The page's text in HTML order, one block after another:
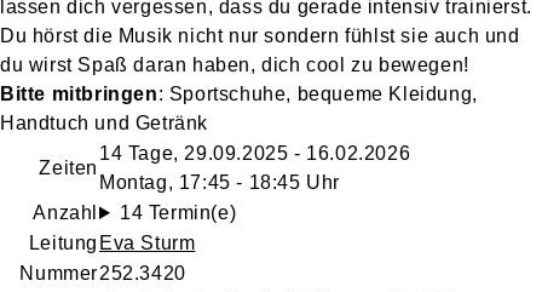
lassen dich vergessen, dass du gerade intensiv trainierst.
Du hörst die Musik nicht nur sondern fühlst sie auch und
du wirst Spaß daran haben, dich cool zu bewegen!
Bitte mitbringen: Sportschuhe, bequeme Kleidung,
Handtuch und Getränk
Zeiten
14 Tage, 29.09.2025 - 16.02.2026
Montag, 17:45 - 18:45 Uhr
Anzahl
14 Termin(e)
Leitung Eva Sturm
Nummer252.3420